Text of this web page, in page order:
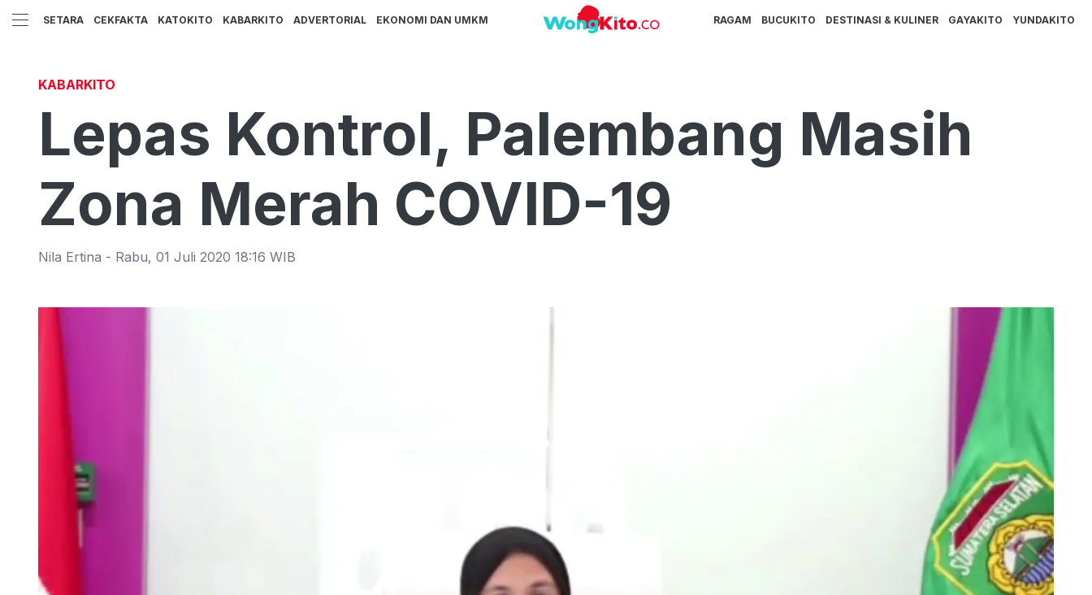
SETARA CEKFAKTA KATOKITO KABARKITO ADVERTORIAL EKONOMI DAN UMKM RAGAM BUCUKITO DESTINASI & KULINER GAYAKITO YUNDAKITO
KABARKITO
Lepas Kontrol, Palembang Masih
Zona Merah COVID-19
Nila Ertina - Rabu, 01 Juli 2020 18:16 WIB